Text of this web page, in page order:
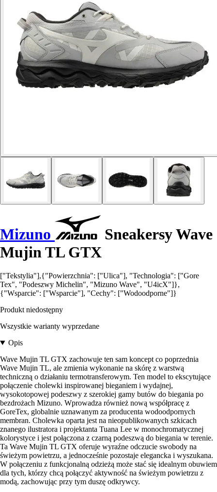
Mizuno
Sneakersy Wave
Mujin TL GTX
["Tekstylia"],{"Powierzchnia": ["Ulica"], "Technologia": ["Gore
Tex", "Podeszwy Michelin", "Mizuno Wave", "U4icX"]},
{"Wsparcie": ["Wsparcie"], "Cechy": ["Wodoodporne"]}
Produkt niedostępny
Wszystkie warianty wyprzedane
Opis
Wave Mujin TL GTX zachowuje ten sam koncept co poprzednia
Wave Mujin TL, ale zmienia wykonanie na skórę z warstwą
techniczną o działaniu termotransferowym. Ten model to ekscytujące
połączenie cholewki inspirowanej bieganiem i wydajnej,
wysokotopowej podeszwy z szerokiej gamy butów do biegania po
bezdrożach Mizuno. Wprowadza również nową współpracę z
GoreTex, globalnie uznawanym za producenta wodoodpornych
membran. Cholewka oparta jest na nieopublikowanych szkicach
znanego ilustratora i projektanta Tuana Lee w monochromatycznej
kolorystyce i jest połączona z czarną podeszwą do biegania w terenie.
Ta Wave Mujin TL GTX oferuje wyraźne odczucie swobody na
świeżym powietrzu, a jednocześnie pozostaje elegancka i wyszukana.
W połączeniu z funkcjonalną odzieżą może stać się idealnym obuwiem
dla tych, którzy chcą połączyć aktywność na świeżym powietrzu z
modą, zachowując przy tym duszę odkrywcy.